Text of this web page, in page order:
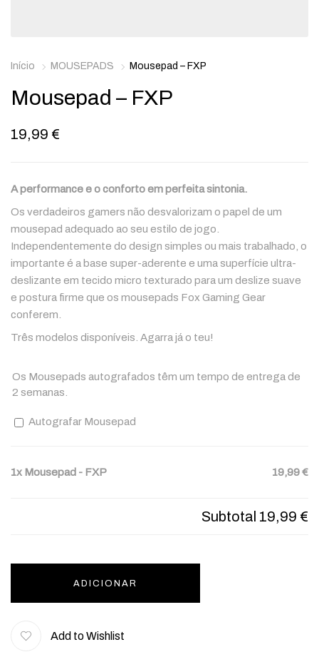
Início MOUSEPADS Mousepad – FXP
Mousepad – FXP
19,99 €
A performance e o conforto em perfeita sintonia.
Os verdadeiros gamers não desvalorizam o papel de um
mousepad adequado ao seu estilo de jogo.
Independentemente do design simples ou mais trabalhado, o
importante é a base super-aderente e uma superfície ultra-
deslizante em tecido micro texturado para um deslize suave
e postura firme que os mousepads Fox Gaming Gear
conferem.
Três modelos disponíveis. Agarra já o teu!
Os Mousepads autografados têm um tempo de entrega de
2 semanas.
Autografar Mousepad
1x Mousepad - FXP 19,99 €
Subtotal 19,99 €
ADICIONAR
Add to Wishlist